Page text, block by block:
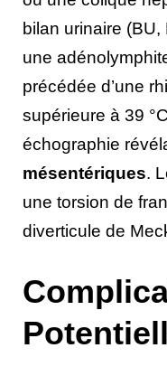
bilan urinaire
une
précédée d’une
supérieure à 39
échographie
mésentériques.
une torsion de
diverticule de